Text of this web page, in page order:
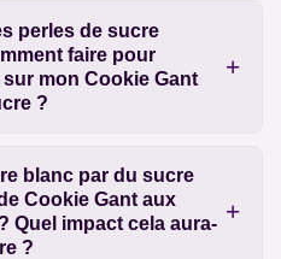
perles de sucre
faire pour
mon Cookie Gant
?
blanc par du sucre
Cookie Gant aux
Quel impact cela aura-
?